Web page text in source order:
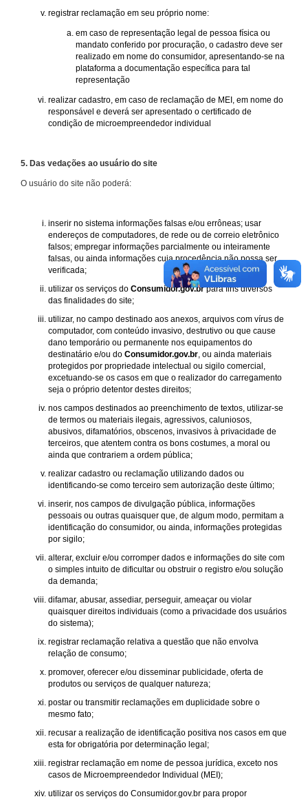
registrar reclamação em seu próprio nome:
em caso de representação legal de pessoa física ou
mandato conferido por procuração, o cadastro deve ser
realizado em nome do consumidor, apresentando-se na
plataforma a documentação específica para tal
representação
realizar cadastro, em caso de reclamação de MEI, em nome do
responsável e deverá ser apresentado o certificado de
condição de microempreendedor individual
5. Das vedações ao usuário do site
O usuário do site não poderá:
inserir no sistema informações falsas e/ou errôneas; usar
endereços de computadores, de rede ou de correio eletrônico
falsos; empregar informações parcialmente ou inteiramente
falsas, ou ainda informações cuja procedência não possa ser
verificada;
utilizar os serviços do Consumidor.gov.brpara fins diversos
das finalidades do site;
utilizar, no campo destinado aos anexos, arquivos com vírus de
computador, com conteúdo invasivo, destrutivo ou que cause
dano temporário ou permanente nos equipamentos do
destinatário e/ou do Consumidor.gov.br , ou ainda materiais
protegidos por propriedade intelectual ou sigilo comercial,
excetuando-se os casos em que o realizador do carregamento
seja o próprio detentor destes direitos;
nos campos destinados ao preenchimento de textos, utilizar-se
de termos ou materiais ilegais, agressivos, caluniosos,
abusivos, difamatórios, obscenos, invasivos à privacidade de
terceiros, que atentem contra os bons costumes, a moral ou
ainda que contrariem a ordem pública;
realizar cadastro ou reclamação utilizando dados ou
identificando-se como terceiro sem autorização deste último;
inserir, nos campos de divulgação pública, informações
pessoais ou outras quaisquer que, de algum modo, permitam a
identificação do consumidor, ou ainda, informações protegidas
por sigilo;
alterar, excluir e/ou corromper dados e informações do site com
o simples intuito de dificultar ou obstruir o registro e/ou solução
da demanda;
difamar, abusar, assediar, perseguir, ameaçar ou violar
quaisquer direitos individuais (como a privacidade dos usuários
do sistema);
registrar reclamação relativa a questão que não envolva
relação de consumo;
promover, oferecer e/ou disseminar publicidade, oferta de
produtos ou serviços de qualquer natureza;
postar ou transmitir reclamações em duplicidade sobre o
mesmo fato;
recusar a realização de identificação positiva nos casos em que
esta for obrigatória por determinação legal;
registrar reclamação em nome de pessoa jurídica, exceto nos
casos de Microempreendedor Individual (MEI);
utilizar os serviços do Consumidor.gov.br para propor